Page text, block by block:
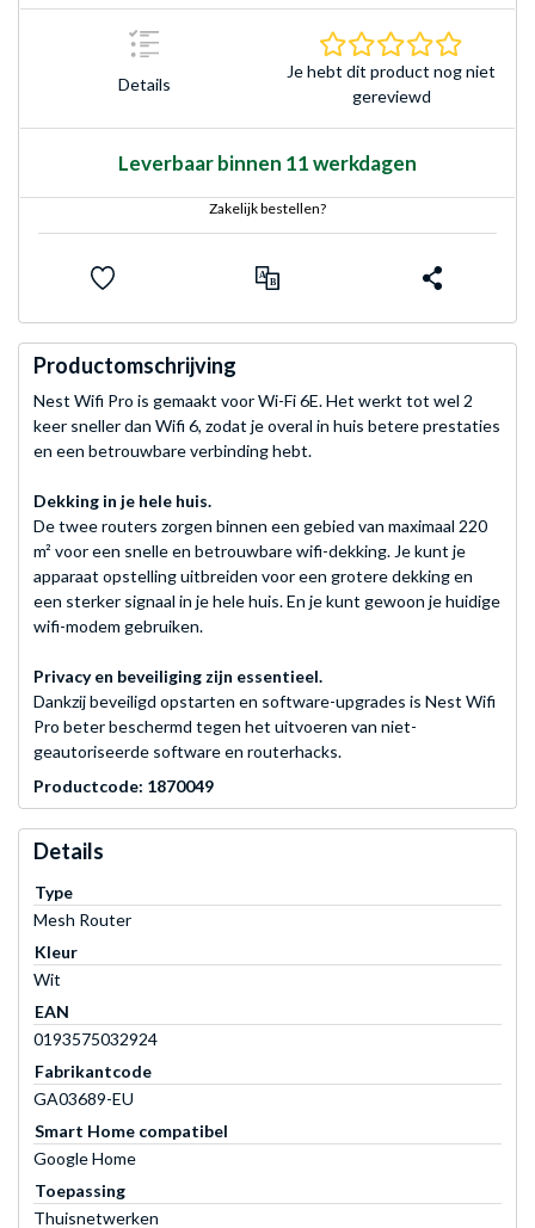
Details
Je hebt dit product nog niet
gereviewd
Leverbaar binnen 11 werkdagen
Zakelijk bestellen?
Productomschrijving
Nest Wifi Pro is gemaakt voor Wi-Fi 6E. Het werkt tot wel 2
keer sneller dan Wifi 6, zodat je overal in huis betere prestaties
en een betrouwbare verbinding hebt.
Dekking in je hele huis.
De twee routers zorgen binnen een gebied van maximaal 220
m² voor een snelle en betrouwbare wifi-dekking. Je kunt je
apparaat opstelling uitbreiden voor een grotere dekking en
een sterker signaal in je hele huis. En je kunt gewoon je huidige
wifi-modem gebruiken.
Privacy en beveiliging zijn essentieel.
Dankzij beveiligd opstarten en software-upgrades is Nest Wifi
Pro beter beschermd tegen het uitvoeren van niet-
geautoriseerde software en routerhacks.
Productcode: 1870049
Details
Type
Mesh Router
Kleur
Wit
EAN
0193575032924
Fabrikantcode
GA03689-EU
Smart Home compatibel
Google Home
Toepassing
Thuisnetwerken